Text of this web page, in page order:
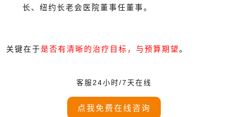
长、纽约长老会医院董事任董事。
关键在于是否有清晰的治疗目标，与预算期望。
客服24小时/7天在线
点我免费在线咨询